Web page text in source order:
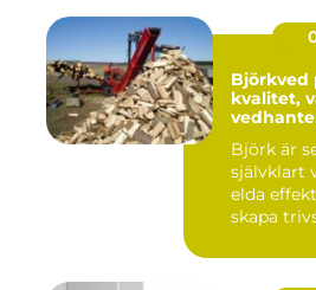
Björkved
kvalitet,
Björk är
självklart
elda
skapa